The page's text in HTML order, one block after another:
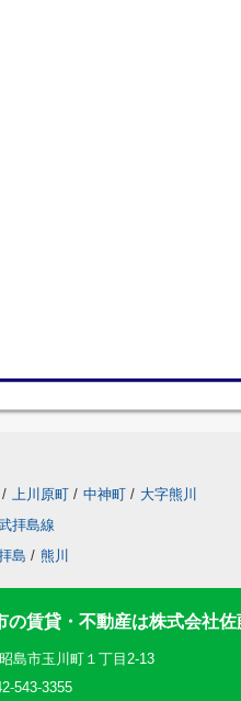
/ 上川原町 / 中神町 / 大字熊川
拝島線
島 / 熊川
の賃貸・不動産は株式会社
島市玉川町１丁目2-13
543-3355